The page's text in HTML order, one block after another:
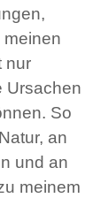
nur
Ursachen
So
an
und an
meinem